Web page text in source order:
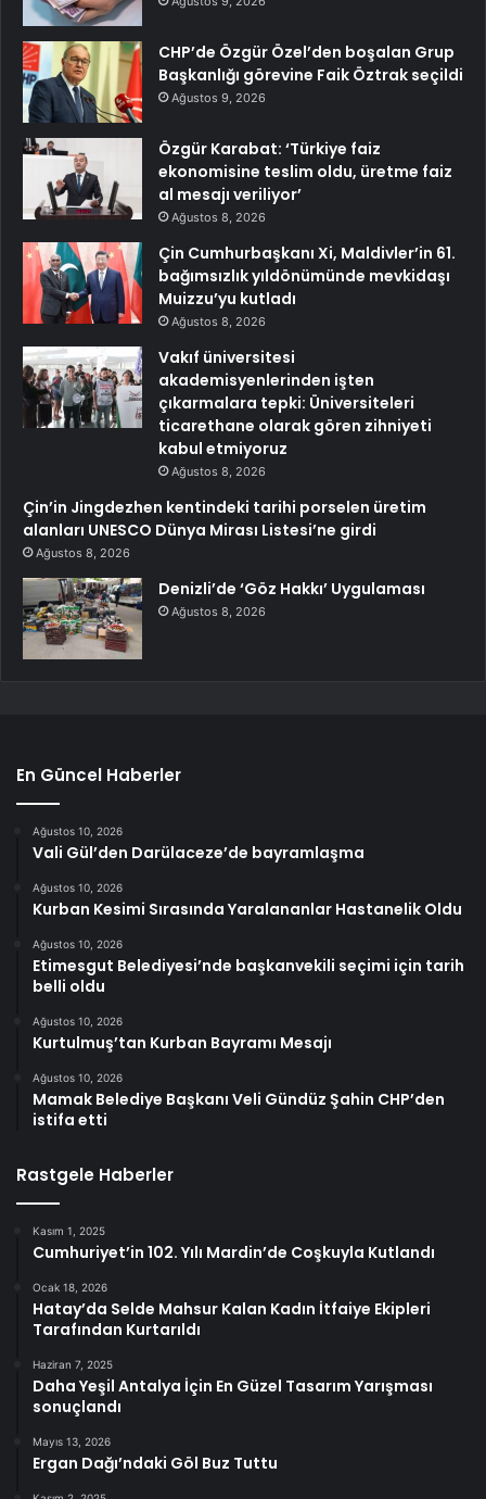
CHP’de Özgür Özel’den boşalan Grup
Başkanlığı görevine Faik Öztrak seçildi
Ağustos 9, 2026
Özgür Karabat: ‘Türkiye faiz
ekonomisine teslim oldu, üretme faiz
al mesajı veriliyor’
Ağustos 8, 2026
Çin Cumhurbaşkanı Xi, Maldivler’in 61.
bağımsızlık yıldönümünde mevkidaşı
Muizzu’yu kutladı
Ağustos 8, 2026
Vakıf üniversitesi
akademisyenlerinden işten
çıkarmalara tepki: Üniversiteleri
ticarethane olarak gören zihniyeti
kabul etmiyoruz
Ağustos 8, 2026
Çin’in Jingdezhen kentindeki tarihi porselen üretim
alanları UNESCO Dünya Mirası Listesi’ne girdi
Ağustos 8, 2026
Denizli’de ‘Göz Hakkı’ Uygulaması
Ağustos 8, 2026
En Güncel Haberler
Ağustos 10, 2026
Vali Gül’den Darülaceze’de bayramlaşma
Ağustos 10, 2026
Kurban Kesimi Sırasında Yaralananlar Hastanelik Oldu
Ağustos 10, 2026
Etimesgut Belediyesi’nde başkanvekili seçimi için tarih
belli oldu
Ağustos 10, 2026
Kurtulmuş’tan Kurban Bayramı Mesajı
Ağustos 10, 2026
Mamak Belediye Başkanı Veli Gündüz Şahin CHP’den
istifa etti
Rastgele Haberler
Kasım 1, 2025
Cumhuriyet’in 102. Yılı Mardin’de Coşkuyla Kutlandı
Ocak 18, 2026
Hatay’da Selde Mahsur Kalan Kadın İtfaiye Ekipleri
Tarafından Kurtarıldı
Haziran 7, 2025
Daha Yeşil Antalya İçin En Güzel Tasarım Yarışması
sonuçlandı
Mayıs 13, 2026
Ergan Dağı’ndaki Göl Buz Tuttu